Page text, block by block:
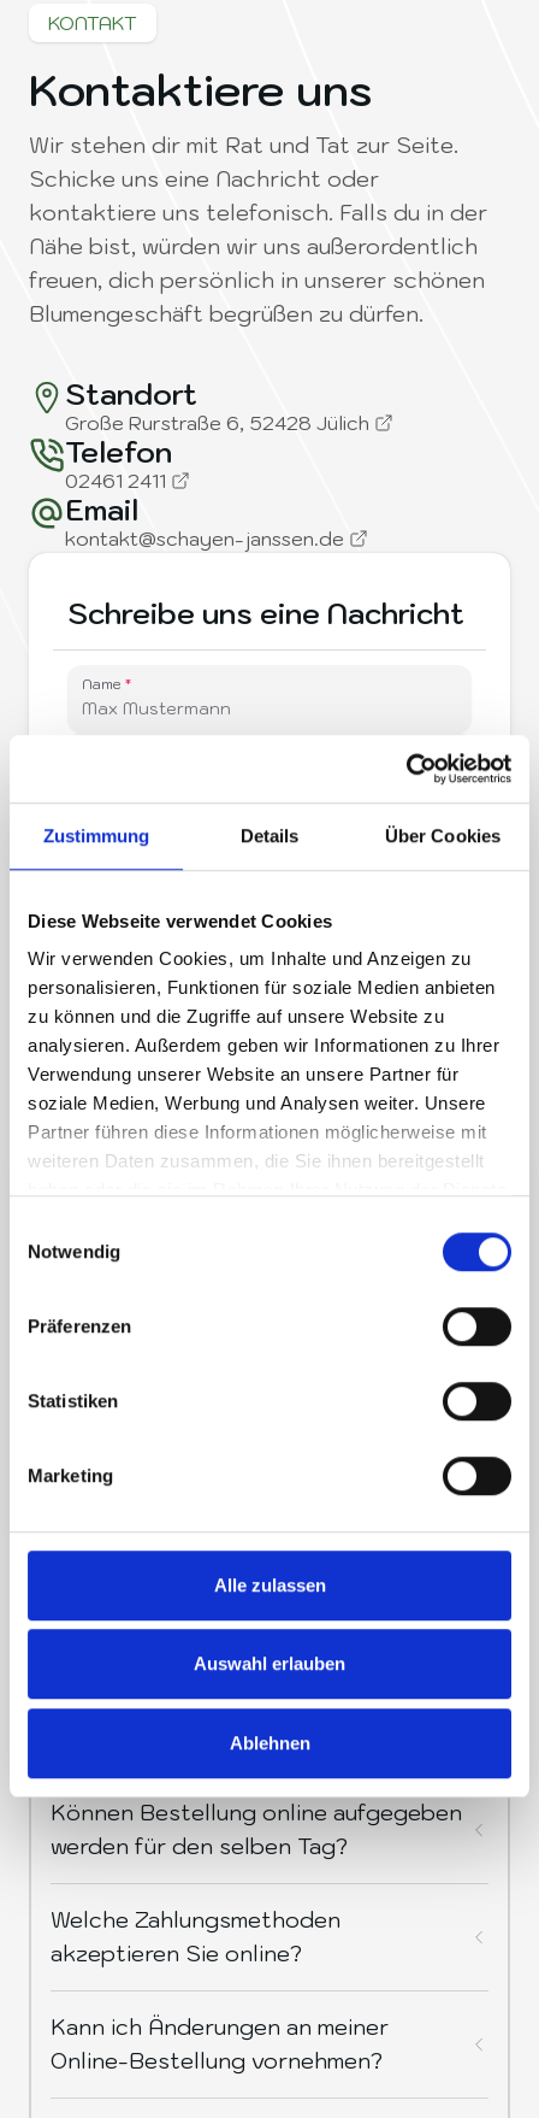
Zustimmung Details Über Cookies
Diese Webseite verwendet Cookies
Wir verwenden Cookies, um Inhalte und Anzeigen zu
personalisieren, Funktionen für soziale Medien anbieten
zu können und die Zugriffe auf unsere Website zu
analysieren. Außerdem geben wir Informationen zu Ihrer
Verwendung unserer Website an unsere Partner für
soziale Medien, Werbung und Analysen weiter. Unsere
Partner führen diese Informationen möglicherweise mit
weiteren Daten zusammen, die Sie ihnen bereitgestellt
Notwendig
Präferenzen
Statistiken
Marketing
Alle zulassen
Auswahl erlauben
Ablehnen
KONTAKT
Kontaktiere uns
Wir stehen dir mit Rat und Tat zur Seite.
Schicke uns eine Nachricht oder
kontaktiere uns telefonisch. Falls du in der
Nähe bist, würden wir uns außerordentlich
freuen, dich persönlich in unserer schönen
Blumengeschäft begrüßen zu dürfen.
Standort
Große Rurstraße 6, 52428 Jülich
Telefon
02461 2411
Email
kontakt@schayen-janssen.de
Schreibe uns eine Nachricht
Name
Nachricht senden
Freitag
Sonntag
8:30-18:30
8:30-18:30
8:30-18:30
8:30-18:30
10:00-12:30
Vielleicht können wir deine Frage
vorwegnehmen?
Habt ihr an Feiertagen geöffnet?
Können Bestellung online aufgegeben
werden für den selben Tag?
Welche Zahlungsmethoden
akzeptieren Sie online?
Kann ich Änderungen an meiner
Online-Bestellung vornehmen?